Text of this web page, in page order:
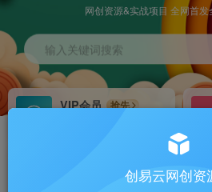
网创资源&实战项目 全网首
输入关键词搜索
VIP会员
抢先
会员专属推广链接创易云网创资